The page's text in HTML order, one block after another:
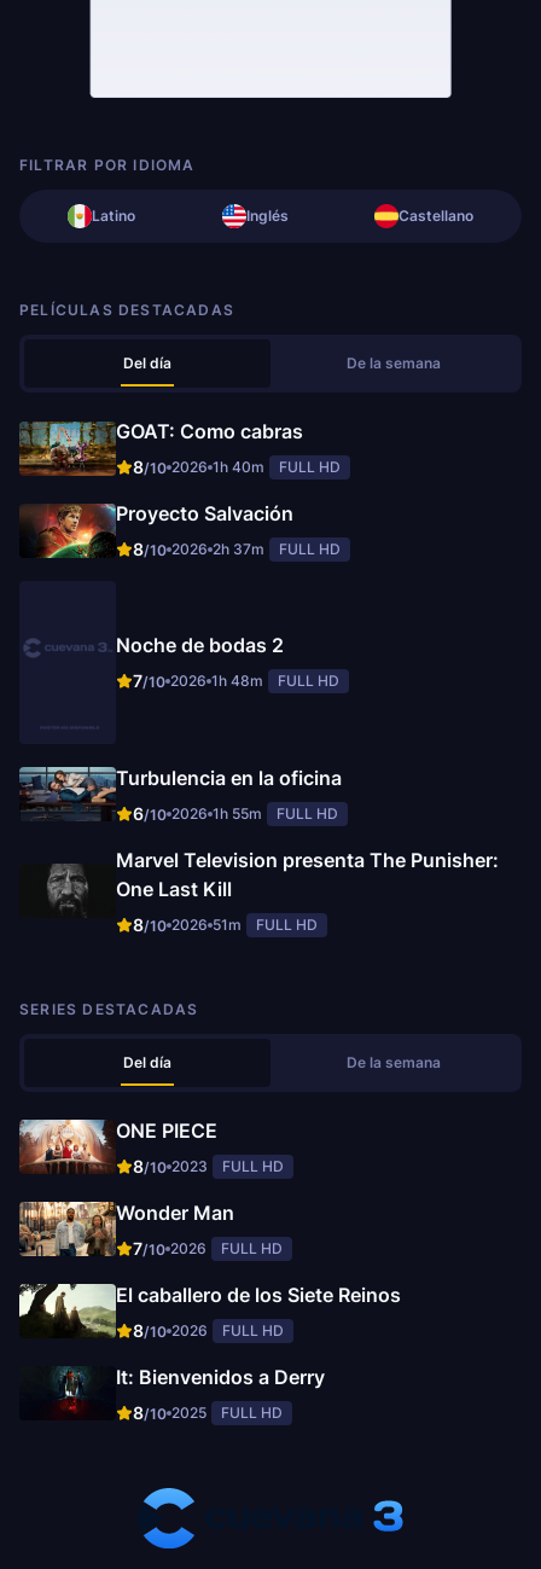
FILTRAR POR IDIOMA
Latino Inglés Castellano
PELÍCULAS DESTACADAS
Del día De la semana
GOAT: Como cabras
8/10 2026 1h 40m FULL HD
Proyecto Salvación
8/10 2026 2h 37m FULL HD
Noche de bodas 2
7/10 2026 1h 48m FULL HD
Turbulencia en la oficina
6/10 2026 1h 55m FULL HD
Marvel Television presenta The Punisher:
One Last Kill
8/10 2026 51m FULL HD
SERIES DESTACADAS
Del día De la semana
ONE PIECE
8/10 2023 FULL HD
Wonder Man
7/10 2026 FULL HD
El caballero de los Siete Reinos
8/10 2026 FULL HD
It: Bienvenidos a Derry
8/10 2025 FULL HD